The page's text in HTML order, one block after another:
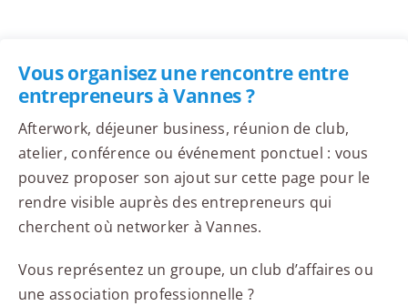
Vous organisez une rencontre entre
entrepreneurs à Vannes ?
Afterwork, déjeuner business, réunion de club,
atelier, conférence ou événement ponctuel : vous
pouvez proposer son ajout sur cette page pour le
rendre visible auprès des entrepreneurs qui
cherchent où networker à Vannes.
Vous représentez un groupe, un club d’affaires ou
une association professionnelle ?